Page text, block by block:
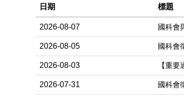
日期 標題
2026-08-07 國科會
2026-08-05 國科會
2026-08-03 【重
2026-07-31 國科會